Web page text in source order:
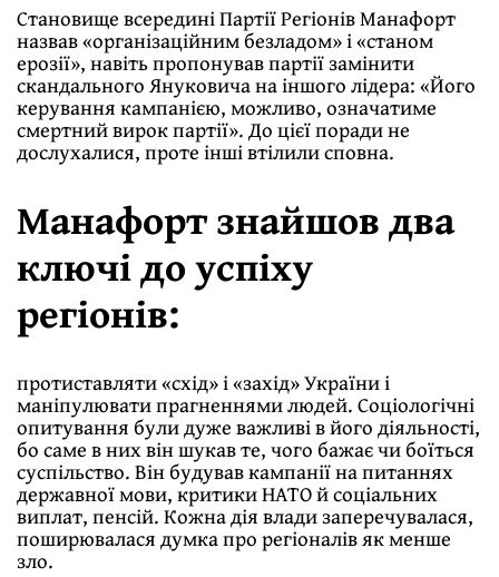
Становище всередині Партії Регіонів Манафорт
назвав «організаційним безладом» і «станом
ерозії», навіть пропонував партії замінити
скандального Януковича на іншого лідера: «Його
керування кампанією, можливо, означатиме
смертний вирок партії». До цієї поради не
дослухалися, проте інші втілили сповна.
Манафорт знайшов два
ключі до успіху
регіонів:
протиставляти «схід» і «захід» України і
маніпулювати прагненнями людей. Соціологічні
опитування були дуже важливі в його діяльності,
бо саме в них він шукав те, чого бажає чи боїться
суспільство. Він будував кампанії на питаннях
державної мови, критики НАТО й соціальних
виплат, пенсій. Кожна дія влади заперечувалася,
поширювалася думка про регіоналів як менше
зло.